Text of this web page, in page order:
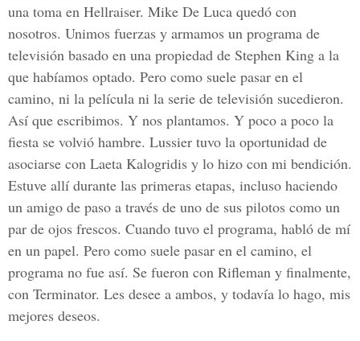
una toma en Hellraiser. Mike De Luca quedó con
nosotros. Unimos fuerzas y armamos un programa de
televisión basado en una propiedad de Stephen King a la
que habíamos optado. Pero como suele pasar en el
camino, ni la película ni la serie de televisión sucedieron.
Así que escribimos. Y nos plantamos. Y poco a poco la
fiesta se volvió hambre. Lussier tuvo la oportunidad de
asociarse con Laeta Kalogridis y lo hizo con mi bendición.
Estuve allí durante las primeras etapas, incluso haciendo
un amigo de paso a través de uno de sus pilotos como un
par de ojos frescos. Cuando tuvo el programa, habló de mí
en un papel. Pero como suele pasar en el camino, el
programa no fue así. Se fueron con Rifleman y finalmente,
con Terminator. Les desee a ambos, y todavía lo hago, mis
mejores deseos.